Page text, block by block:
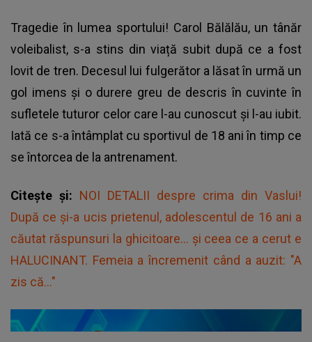
Tragedie în lumea sportului! Carol Bălălău, un tânăr
voleibalist, s-a stins din viață subit după ce a fost
lovit de tren. Decesul lui fulgerător a lăsat în urmă un
gol imens și o durere greu de descris în cuvinte în
sufletele tuturor celor care l-au cunoscut și l-au iubit.
Iată ce s-a întâmplat cu sportivul de 18 ani în timp ce
se întorcea de la antrenament.
Citește și: NOI DETALII despre crima din Vaslui!
După ce și-a ucis prietenul, adolescentul de 16 ani a
căutat răspunsuri la ghicitoare... și ceea ce a cerut e
HALUCINANT. Femeia a încremenit când a auzit: "A
zis că..."